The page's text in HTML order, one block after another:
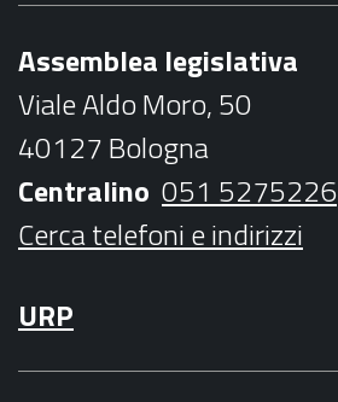
o
k
r
r
a
m
b
e
Assemblea legislativa
Viale Aldo Moro, 50
40127 Bologna
Centralino 051 5275226
Cerca telefoni e indirizzi
URP